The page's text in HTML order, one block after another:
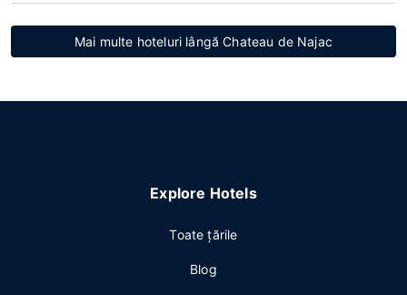
Mai multe hoteluri lângă Chateau de Najac
Explore Hotels
Toate ţările
Blog